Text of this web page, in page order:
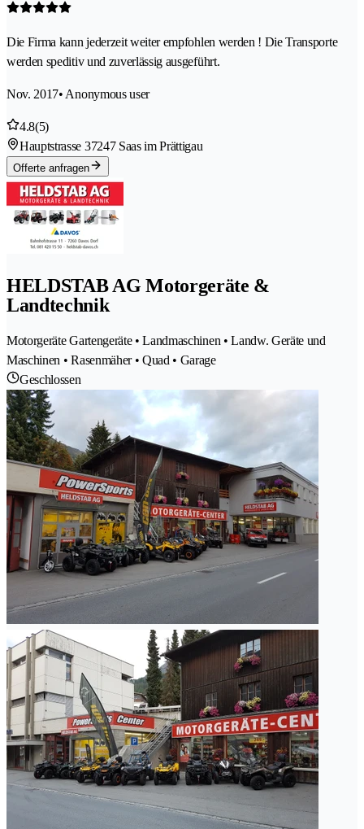
Die Firma kann jederzeit weiter empfohlen werden ! Die Transporte
werden speditiv und zuverlässig ausgeführt.
Nov. 2017• Anonymous user
4.8(5)
Hauptstrasse 37247 Saas im Prättigau
Offerte anfragen
HELDSTAB AG Motorgeräte &
Landtechnik
Motorgeräte Gartengeräte • Landmaschinen • Landw. Geräte und
Maschinen • Rasenmäher • Quad • Garage
Geschlossen